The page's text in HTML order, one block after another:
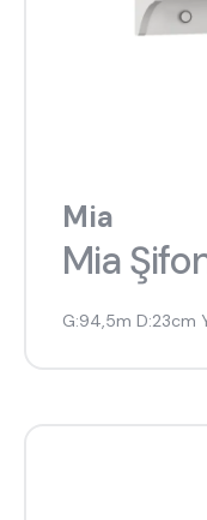
Mia
Mia
G:94,5m D:23cm